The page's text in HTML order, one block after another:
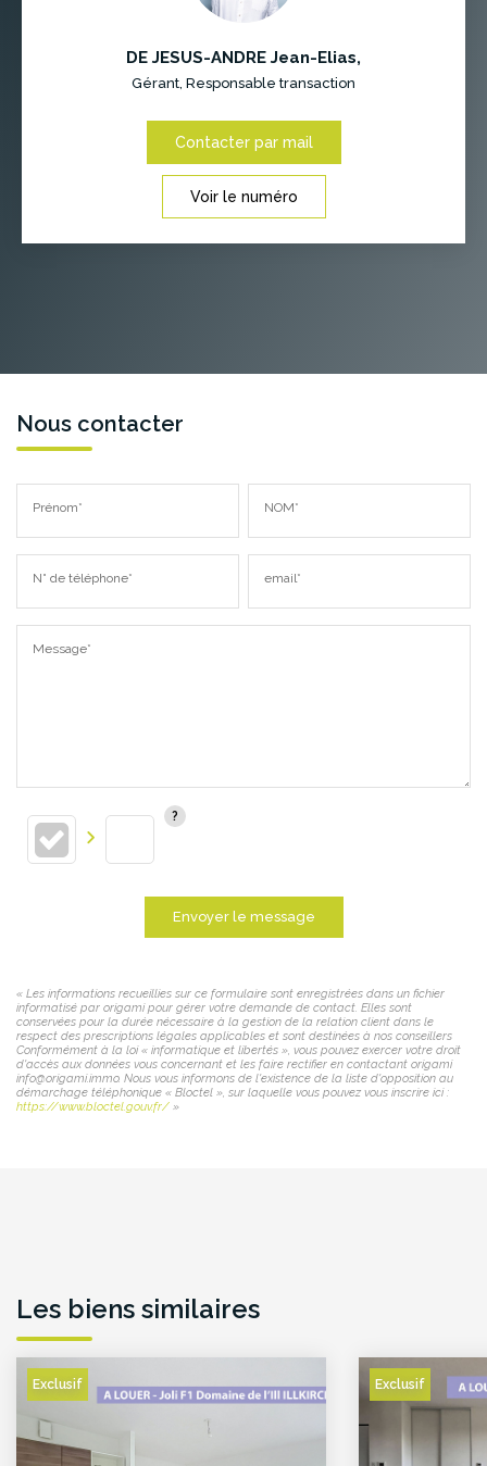
DE JESUS-ANDRE Jean-Elias,
Gérant, Responsable transaction
Contacter par mail
Voir le numéro
Nous contacter
Prénom* NOM*
N° de téléphone* email*
Message*
Envoyer le message
« Les informations recueillies sur ce formulaire sont enregistrées dans un fichier
informatisé par origami pour gérer votre demande de contact. Elles sont
conservées pour la durée nécessaire à la gestion de la relation client dans le
respect des prescriptions légales applicables et sont destinées à nos conseillers
Conformément à la loi « informatique et libertés », vous pouvez exercer votre droit
d'accès aux données vous concernant et les faire rectifier en contactant origami
info@origami.immo. Nous vous informons de l'existence de la liste d'opposition au
démarchage téléphonique « Bloctel », sur laquelle vous pouvez vous inscrire ici :
https://www.bloctel.gouv.fr/ »
Les biens similaires
Exclusif Exclusif